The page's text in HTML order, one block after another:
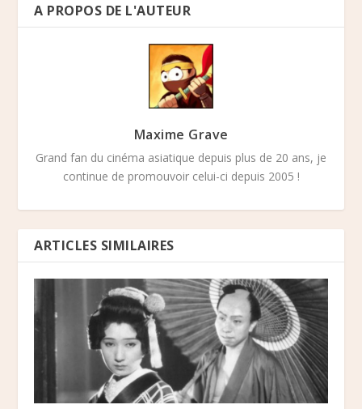
A PROPOS DE L'AUTEUR
Maxime Grave
Grand fan du cinéma asiatique depuis plus de 20 ans, je
continue de promouvoir celui-ci depuis 2005 !
ARTICLES SIMILAIRES